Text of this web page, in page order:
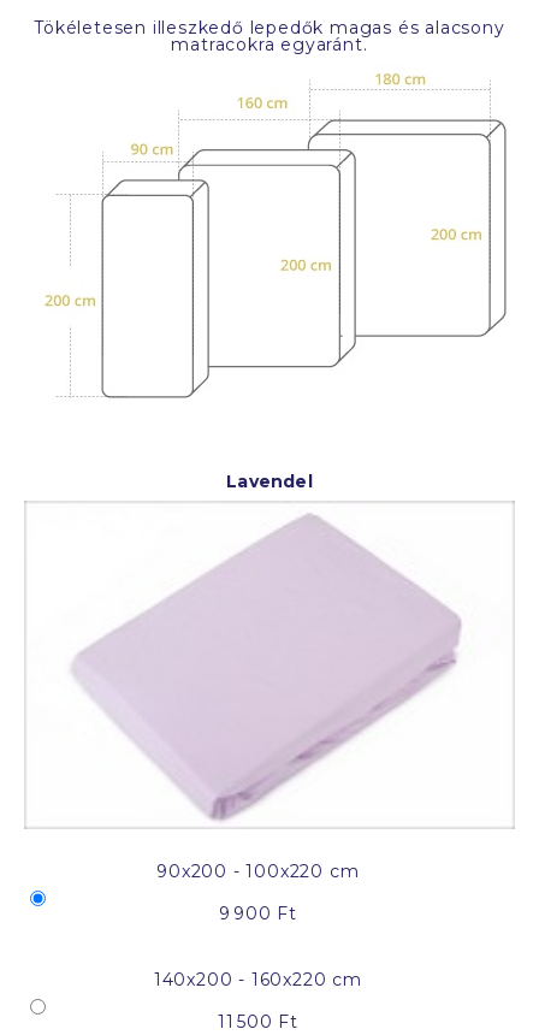
Tökéletesen illeszkedő lepedők magas és alacsony
matracokra egyaránt.
Lavendel
90x200 - 100x220 cm
9 900 Ft
140x200 - 160x220 cm
11 500 Ft